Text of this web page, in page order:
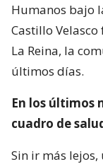
Humanos bajo
Castillo
La Reina, la
últimos días.
En los últimos
cuadro de
Sin ir más